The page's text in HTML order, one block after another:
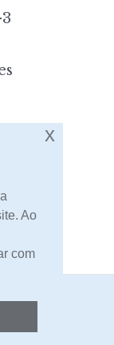
Ao
com
x